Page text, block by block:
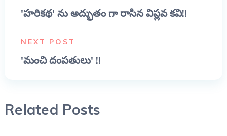
'హరికథ' ను అద్భుతం గా రాసిన విప్లవ కవి!!
NEXT POST
'మంచి దంపతులు' !!
Related Posts